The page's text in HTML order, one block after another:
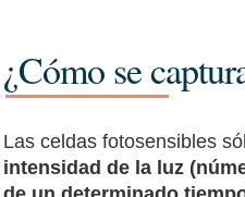
¿Cómo se
Las celdas fotosensibles
intensidad de la luz